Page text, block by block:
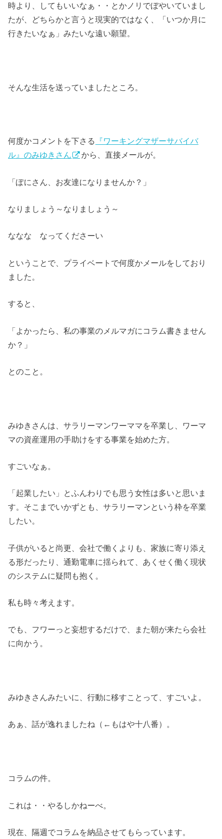
時より、してもいいなぁ・・とかノリでぼやいていまし
たが、どちらかと言うと現実的ではなく、「いつか月に
行きたいなぁ」みたいな遠い願望。
そんな生活を送っていましたところ。
何度かコメントを下さる
『ワーキングマザーサバイバ
ル』のみゆきさん
から、直接メールが。
「ぽにさん、お友達になりませんか？」
なりましょう～なりましょう～
ななな なってくださーい
ということで、プライベートで何度かメールをしており
ました。
すると、
「よかったら、私の事業のメルマガにコラム書きません
か？」
とのこと。
みゆきさんは、サラリーマンワーママを卒業し、ワーマ
マの資産運用の手助けをする事業を始めた方。
すごいなぁ。
「起業したい」とふんわりでも思う女性は多いと思いま
す。そこまでいかずとも、サラリーマンという枠を卒業
したい。
子供がいると尚更、会社で働くよりも、家族に寄り添え
る形だったり、通勤電車に揺られて、あくせく働く現状
のシステムに疑問も抱く。
私も時々考えます。
でも、フワーっと妄想するだけで、また朝が来たら会社
に向かう。
みゆきさんみたいに、行動に移すことって、すごいよ。
あぁ、話が逸れましたね（←もはや十八番）。
コラムの件。
これは・・やるしかねーべ。
現在、隔週でコラムを納品させてもらっています。